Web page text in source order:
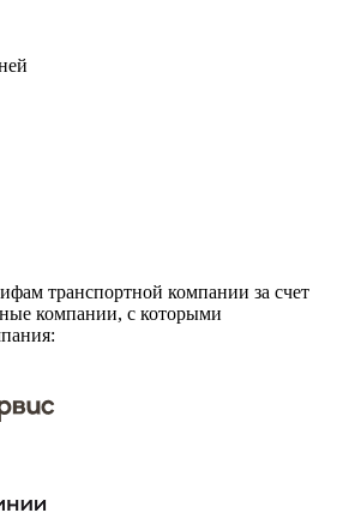
транспортной компании за счет
компании, с которыми